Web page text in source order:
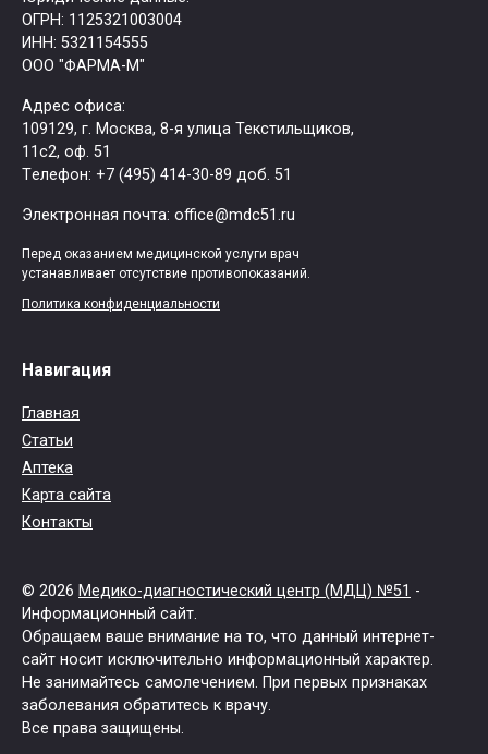
ОГРН: 1125321003004
ИНН: 5321154555
ООО "ФАРМА-М"
Адрес офиса:
109129, г. Москва, ​8-я улица Текстильщиков,
11с2, оф. 51
Tелефон: +7 (495) 414-30-89 доб. 51
Электронная почта: office@mdc51.ru
Перед оказанием медицинской услуги врач
устанавливает отсутствие противопоказаний.
Политика конфиденциальности
Навигация
Главная
Статьи
Аптека
Карта сайта
Контакты
© 2026 Медико-диагностический центр (МДЦ) №51 -
Информационный сайт.
Обращаем ваше внимание на то, что данный интернет-
сайт носит исключительно информационный характер.
Не занимайтесь самолечением. При первых признаках
заболевания обратитесь к врачу.
Все права защищены.